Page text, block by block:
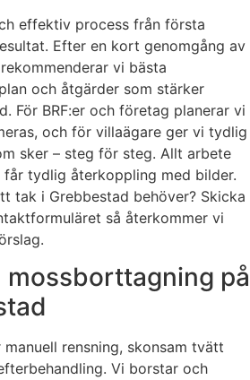
effektiv process från första
Efter en kort genomgång av
vi bästa
och åtgärder som stärker
För BRF:er och företag planerar vi
och för villaägare ger vi tydlig
sker – steg för steg. Allt arbete
får tydlig återkoppling med bilder.
tak i Grebbestad behöver? Skicka
så återkommer vi
mossborttagning på
rensning, skonsam tvätt
Vi borstar och